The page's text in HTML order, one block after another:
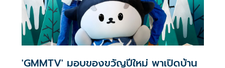
'GMMTV' มอบของขวัญปีใหม่ พาเปิดบ้าน